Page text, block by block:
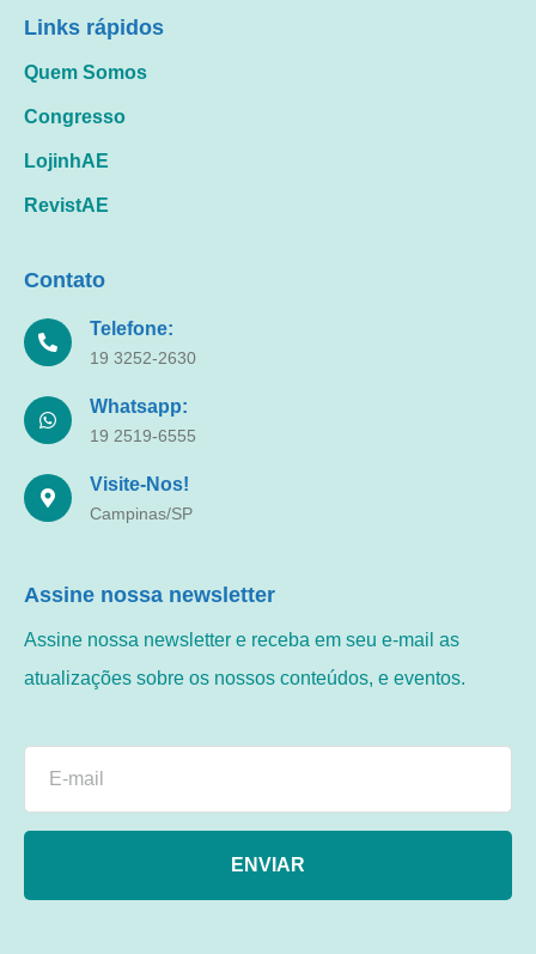
Links rápidos
Quem Somos
Congresso
LojinhAE
RevistAE
Contato
Telefone:
19 3252-2630
Whatsapp:
19 2519-6555
Visite-Nos!
Campinas/SP
Assine nossa newsletter
Assine nossa newsletter e receba em seu e-mail as
atualizações sobre os nossos conteúdos, e eventos.
ENVIAR